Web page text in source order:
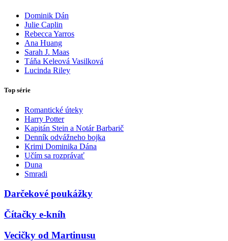
Dominik Dán
Julie Caplin
Rebecca Yarros
Ana Huang
Sarah J. Maas
Táňa Keleová Vasilková
Lucinda Riley
Top série
Romantické úteky
Harry Potter
Kapitán Stein a Notár Barbarič
Denník odvážneho bojka
Krimi Dominika Dána
Učím sa rozprávať
Duna
Smradi
Darčekové poukážky
Čítačky e-kníh
Vecičky od Martinusu